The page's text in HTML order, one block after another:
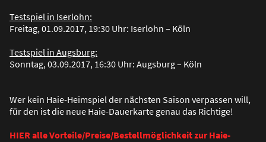
Testspiel in Iserlohn:
Freitag, 01.09.2017, 19:30 Uhr: Iserlohn – Köln
Testspiel in Augsburg:
Sonntag, 03.09.2017, 16:30 Uhr: Augsburg – Köln
Wer kein Haie-Heimspiel der nächsten Saison verpassen will,
für den ist die neue Haie-Dauerkarte genau das Richtige!
HIER alle Vorteile/Preise/Bestellmöglichkeit zur Haie-